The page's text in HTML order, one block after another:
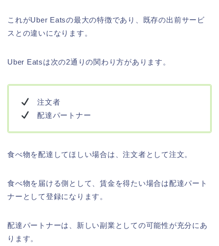
これがUber Eatsの最大の特徴であり、既存の出前サービ
スとの違いになります。
Uber Eatsは次の2通りの関わり方があります。
注文者
配達パートナー
食べ物を配達してほしい場合は、注文者として注文。
食べ物を届ける側として、賃金を得たい場合は配達パート
ナーとして登録になります。
配達パートナーは、新しい副業としての可能性が充分にあ
ります。